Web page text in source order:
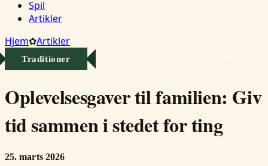
Spil
Artikler
Hjem✿Artikler
Traditioner
Oplevelsesgaver til familien: Giv
tid sammen i stedet for ting
25. marts 2026